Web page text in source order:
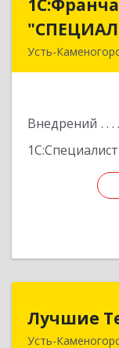
Усть-
Внедрений
1С:Специалист
Лучшие
Усть-